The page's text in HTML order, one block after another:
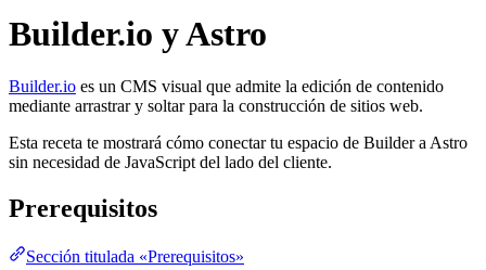
Builder.io y Astro
Builder.io es un CMS visual que admite la edición de contenido
mediante arrastrar y soltar para la construcción de sitios web.
Esta receta te mostrará cómo conectar tu espacio de Builder a Astro
sin necesidad de JavaScript del lado del cliente.
Prerequisitos
Sección titulada «Prerequisitos»